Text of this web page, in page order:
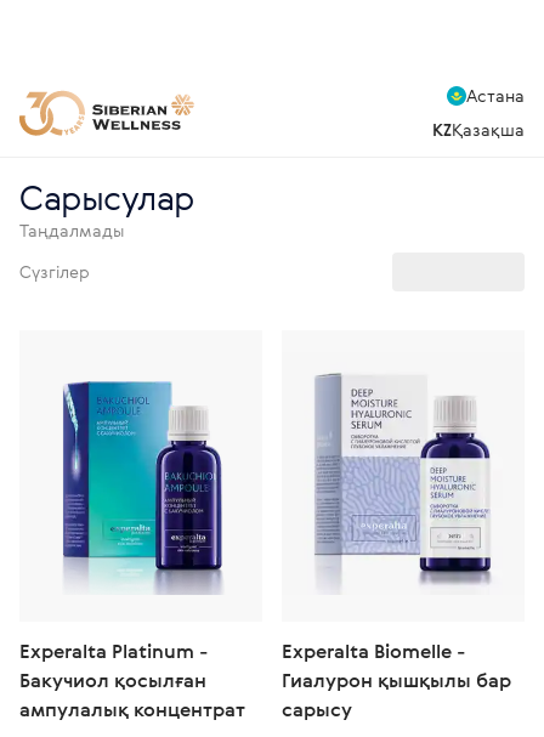
Астана
KZҚазақша
Сарысулар
Таңдалмады
Сүзгілер
Experalta Platinum -
Бакучиол қосылған
ампулалық концентрат
Experalta Biomelle -
Гиалурон қышқылы бар
сарысу